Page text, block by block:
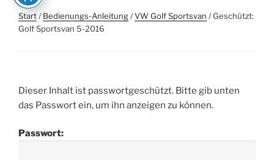
Start/Bedienungs-Anleitung/VW Golf Sportsvan / Geschützt:
Golf Sportsvan 5-2016
Dieser Inhalt ist passwortgeschützt. Bitte gib unten
das Passwort ein, um ihn anzeigen zu können.
Passwort: